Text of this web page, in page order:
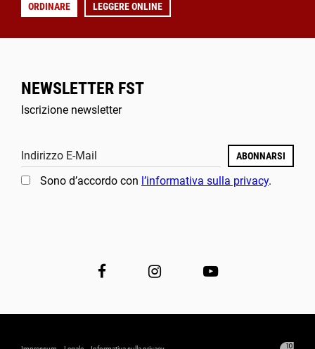
ORDINARE LEGGERE ONLINE
NEWSLETTER FST
Iscrizione newsletter
Indirizzo E-Mail ABONNARSI
Sono d’accordo con l’informativa sulla privacy.